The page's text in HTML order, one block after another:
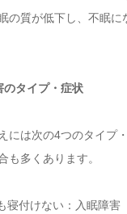
の質が低下し、不眠に
のタイプ・症状
には次の4つのタイプ
も多くあります。
寝付けない：入眠障害